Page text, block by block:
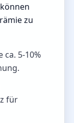
zu
ca. 5-10%
für